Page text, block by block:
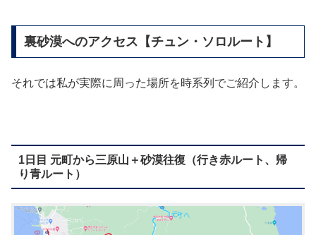
裏砂漠へのアクセス【チュン・ソロルート】
それでは私が実際に周った場所を時系列でご紹介します。
1日目 元町から三原山＋砂漠往復（行き赤ルート、帰
り青ルート）